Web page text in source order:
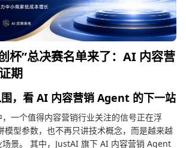
杯”总决赛名单来了：AI 内容营
期
围，看 AI 内容营销 Agent 的下一站
一个值得内容营销行业关注的信号正在浮
模型参数，也不再只讲技术概念，而是越来越
场景。 其中，JustAI 旗下 AI 内容营销 Agent